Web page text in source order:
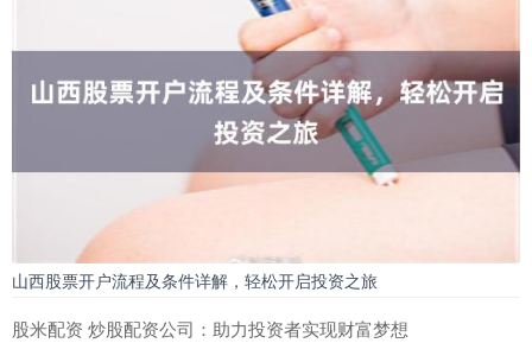
山西股票开户流程及条件详解，轻松开启投资之旅
股米配资 炒股配资公司：助力投资者实现财富梦想